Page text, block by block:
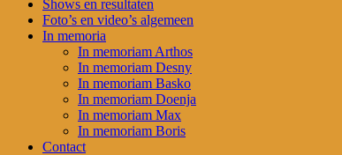
Shows en resultaten
Foto’s en video’s algemeen
In memoria
In memoriam Arthos
In memoriam Desny
In memoriam Basko
In memoriam Doenja
In memoriam Max
In memoriam Boris
Contact